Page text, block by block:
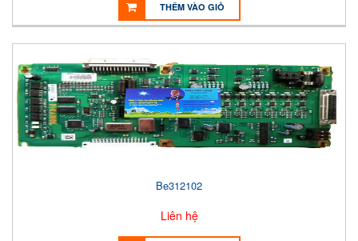
THÊM VÀO GIỎ
Be312102
Liên hệ